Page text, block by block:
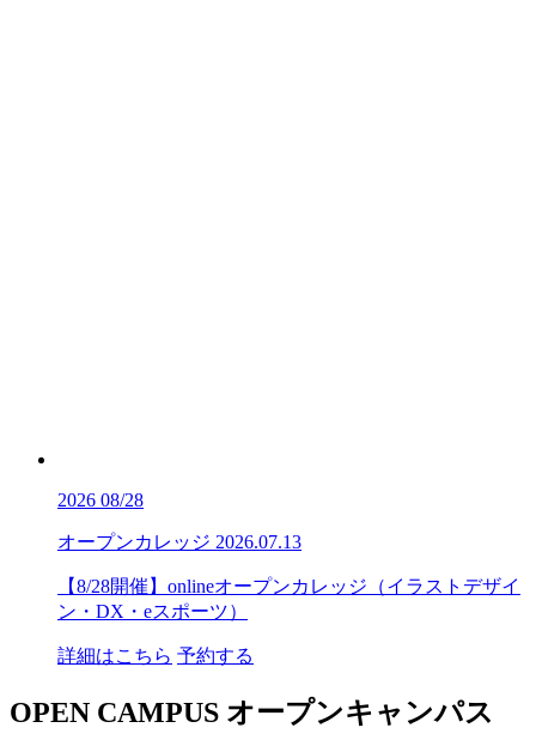
2026 08/28
オープンカレッジ 2026.07.13
【8/28開催】onlineオープンカレッジ（イラストデザイ
ン・DX・eスポーツ）
詳細はこちら 予約する
OPEN CAMPUS オープンキャンパス